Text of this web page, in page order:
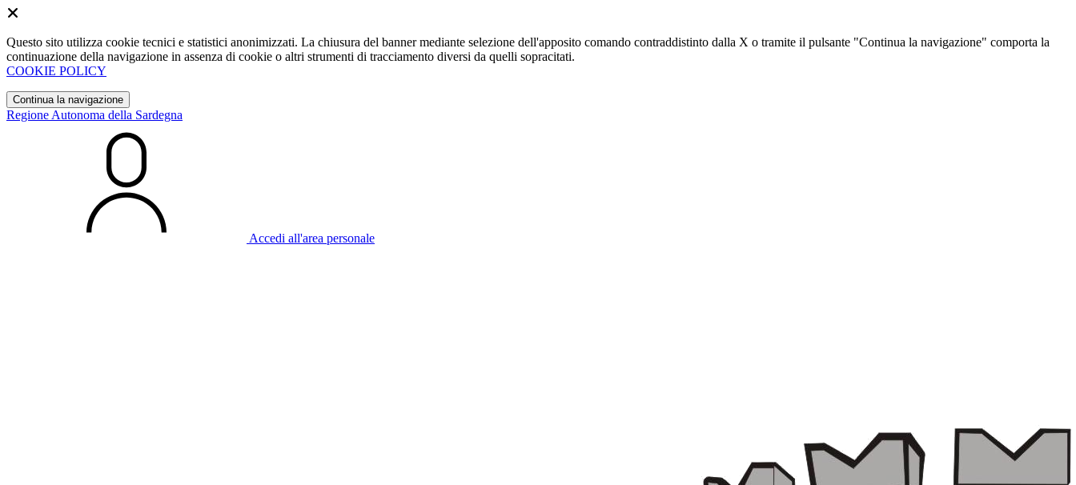
Questo sito utilizza cookie tecnici e statistici anonimizzati. La chiusura del banner mediante selezione dell'apposito comando contraddistinto dalla X o tramite il pulsante "Continua la navigazione" comporta la
continuazione della navigazione in assenza di cookie o altri strumenti di tracciamento diversi da quelli sopracitati.
COOKIE POLICY
Continua la navigazione
Regione Autonoma della Sardegna
Accedi all'area personale